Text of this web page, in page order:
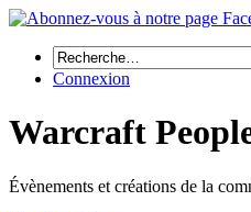
Connexion
Warcraft
Évènements et créations de la